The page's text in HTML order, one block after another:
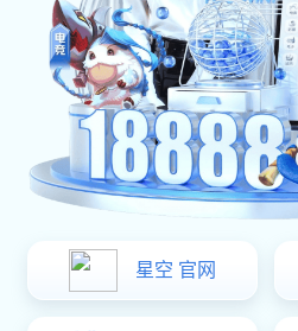
星空真人>产品中心>铰链合页系列>
同类推荐
星空真人:HT3124左右之分铰链
￥18.00